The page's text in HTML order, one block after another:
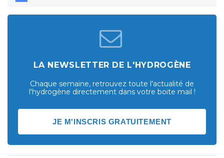
LA NEWSLETTER DE L'HYDROGÈNE
Chaque semaine, retrouvez toute l'actualité de
l'hydrogène directement dans votre boite mail !
JE M'INSCRIS GRATUITEMENT